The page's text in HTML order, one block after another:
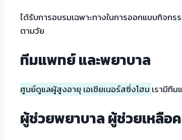
ได้รับการอบรมเฉพาะทางในการออกแบบกิจ
ตามวัย
ทีมแพทย์ และพยาบาล
ศูนย์ดูแลผู้สูงอายุ เอเชียเนอร์สซิ่งโฮม เรามีที
ผู้ช่วยพยาบาล ผู้ช่วยเหลือ